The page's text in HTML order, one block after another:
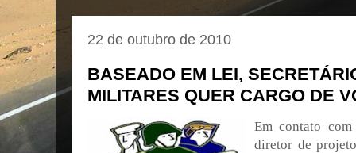
22 de outubro de 2010
BASEADO EM LEI,
MILITARES QUER CARGO DE
Em contato
diretor de